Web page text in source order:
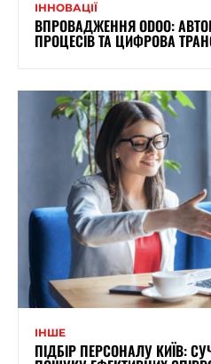
ІННОВАЦІЇ
ВПРОВАДЖЕННЯ ODOO:
ПРОЦЕСІВ ТА ЦИФРОВА
ІНШЕ
ПІДБІР ПЕРСОНАЛУ КИЇВ: